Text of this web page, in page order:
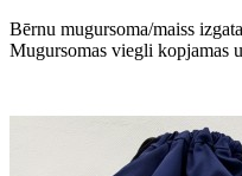
Bērnu mugursoma/maiss
Mugursomas viegli kopjamas